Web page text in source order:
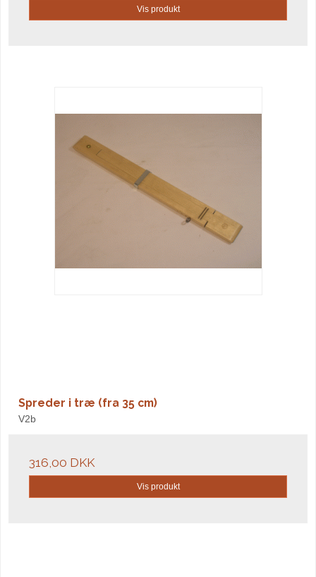
Vis produkt
Spreder i træ (fra 35 cm)
V2b
316,00 DKK
Vis produkt